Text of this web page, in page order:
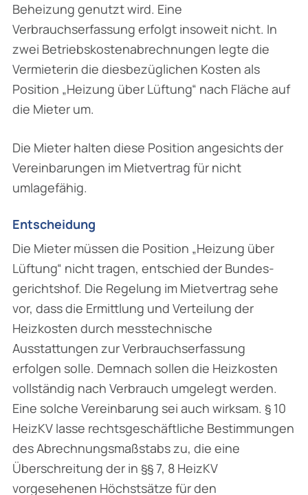
Beheizung genutzt wird. Eine
Verbrauchserfassung erfolgt insoweit nicht. In
zwei Betriebskostenabrechnungen legte die
Vermieterin die diesbezüglichen Kosten als
Position „Heizung über Lüftung“ nach Fläche auf
die Mieter um.
Die Mieter halten diese Position angesichts der
Vereinbarungen im Mietvertrag für nicht
umlagefähig.
Entscheidung
Die Mieter müssen die Position „Heizung über
Lüftung“ nicht tragen, entschied der Bundes­
gerichtshof. Die Regelung im Mietvertrag sehe
vor, dass die Ermittlung und Verteilung der
Heizkosten durch messtechnische
Ausstattungen zur Verbrauchserfassung
erfolgen solle. Demnach sollen die Heizkosten
vollständig nach Verbrauch umgelegt werden.
Eine solche Vereinbarung sei auch wirksam. § 10
HeizKV lasse rechtsgeschäftliche Bestimmungen
des Abrechnungsmaßstabs zu, die eine
Überschreitung der in §§ 7, 8 HeizKV
vorgesehenen Höchstsätze für den